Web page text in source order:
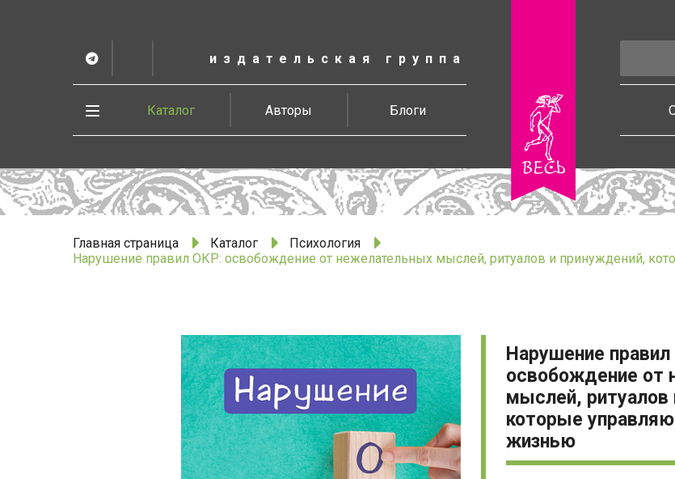
содержанию
издательская группа
весь
Telegram
Vesbook
Каталог Авторы Блоги
Развернуть
Главная страница Каталог
Психология
Нарушение правил ОКР: освобождение от нежелательных мыслей, ритуалов и принуждений,
Нарушение
освобождение от
мыслей, ритуалов
которые
жизнью